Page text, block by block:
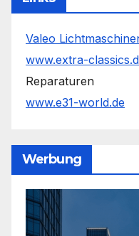
Valeo
www.extra-
Reparaturen
www.e31-world.de
Werbung